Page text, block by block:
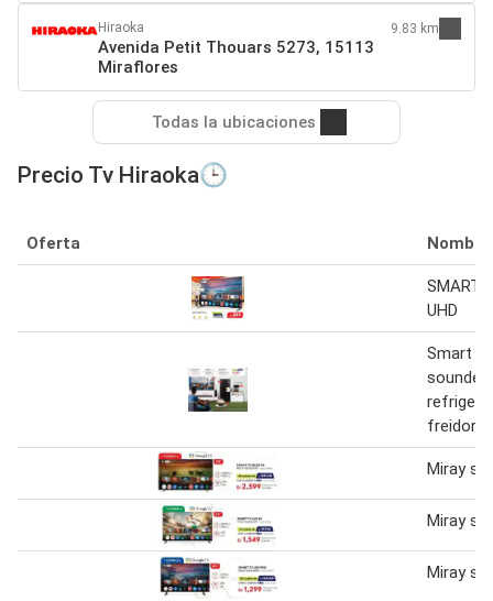
Hiraoka
Avenida Petit Thouars 5273, 15113
Miraflores
9.83 km
Todas la ubicaciones
Precio Tv Hiraoka🕒
Oferta Nombre
SMART
UHD
Smart
sounder
freidora
Miray
Miray
Miray